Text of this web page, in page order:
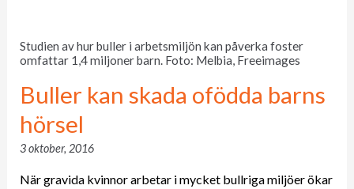
Studien av hur buller i arbetsmiljön kan påverka foster
omfattar 1,4 miljoner barn. Foto: Melbia, Freeimages
Buller kan skada ofödda barns
hörsel
3 oktober, 2016
När gravida kvinnor arbetar i mycket bullriga miljöer ökar